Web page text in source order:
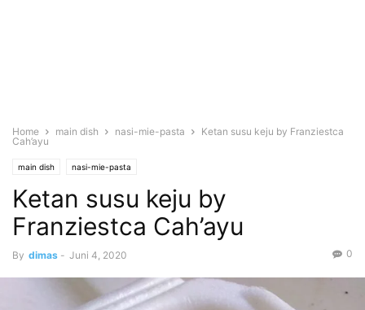
Home main dish nasi-mie-pasta
Ketan susu keju by Franziestca
Cah’ayu
main dish nasi-mie-pasta
Ketan susu keju by
Franziestca Cah’ayu
By dimas - Juni 4, 2020 0